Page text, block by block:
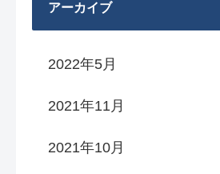
アーカイブ
2022年5月
2021年11月
2021年10月